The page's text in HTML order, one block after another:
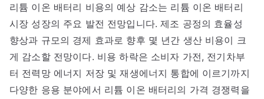
리튬 이온 배터리 비용의 예상 감소는 리튬 이온 배터리
시장 성장의 주요 발전 전망입니다. 제조 공정의 효율성
향상과 규모의 경제 효과로 향후 몇 년간 생산 비용이 크
게 감소할 전망이다. 비용 하락은 소비자 가전, 전기차부
터 전력망 에너지 저장 및 재생에너지 통합에 이르기까지
다양한 응용 분야에서 리튬 이온 배터리의 가격 경쟁력을